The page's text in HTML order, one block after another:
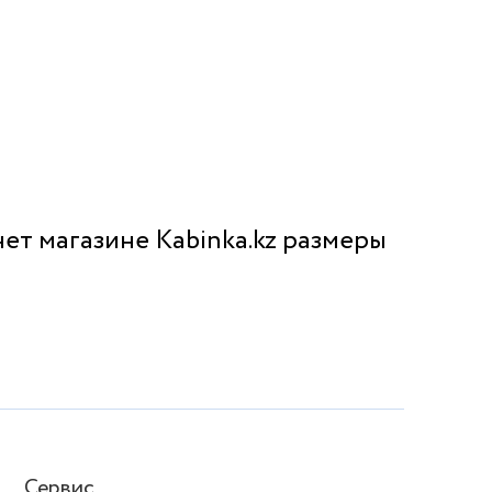
магазине Kabinka.kz размеры